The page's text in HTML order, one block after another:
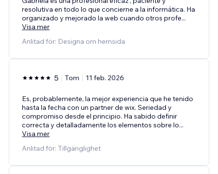
resolutiva en todo lo que concierne a la informática. Ha
organizado y mejorado la web cuando otros profe...
Visa mer
Anlitad för: Designa om hemsida
5 Tom 11 feb. 2026
Es, probablemente, la mejor experiencia que he tenido
hasta la fecha con un partner de wix. Seriedad y
compromiso desde el principio. Ha sabido definir
correcta y detalladamente los elementos sobre lo...
Visa mer
Anlitad för: Tillgänglighet